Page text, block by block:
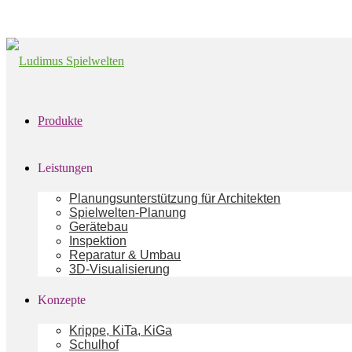
Produkte
Leistungen
Planungsunterstützung für Architekten
Spielwelten-Planung
Gerätebau
Inspektion
Reparatur & Umbau
3D-Visualisierung
Konzepte
Krippe, KiTa, KiGa
Schulhof